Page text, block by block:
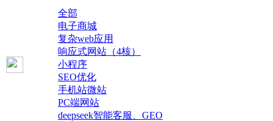
全部
电子商城
复杂web应用
响应式网站（4核）
小程序
SEO优化
手机站微站
PC端网站
deepseek智能客服、GEO